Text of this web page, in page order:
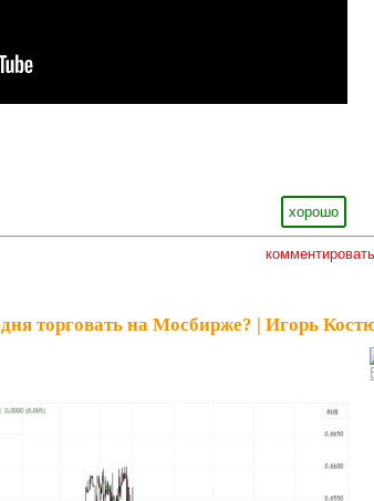
хорошо
комментировать
торговать на Мосбирже? | Игорь